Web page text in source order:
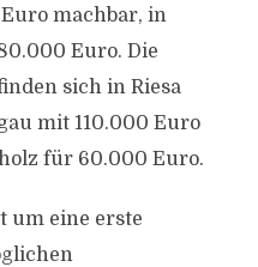
machbar, in
Euro. Die
sich in Riesa
mit 110.000 Euro
für 60.000 Euro.
um eine erste